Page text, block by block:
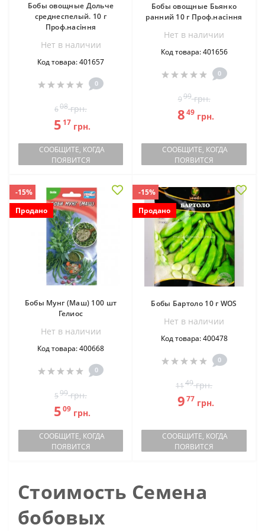
Бобы овощные Дольче
среднеспелый. 10 г
Проф.насіння
Нет в наличии
Код товара: 401657
0
608грн.
5 17 грн.
СООБЩИТЕ, КОГДА
ПОЯВИТСЯ
Бобы овощные Бьянко
ранний 10 г Проф.насіння
Нет в наличии
Код товара: 401656
0
999грн.
849грн.
СООБЩИТЕ, КОГДА
ПОЯВИТСЯ
-15%
Продано
Бобы Мунг (Маш) 100 шт
Гелиос
Нет в наличии
Код товара: 400668
0
599грн.
509 грн.
СООБЩИТЕ, КОГДА
ПОЯВИТСЯ
-15%
Продано
Бобы Бартоло 10 г WOS
Нет в наличии
Код товара: 400478
0
1149грн.
977 грн.
СООБЩИТЕ, КОГДА
ПОЯВИТСЯ
Стоимость Семена
бобовых